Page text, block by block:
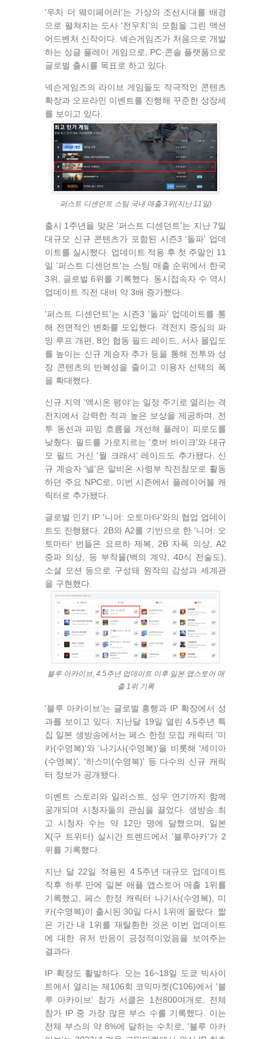
'우치 더 웨이페어러'는 가상의 조선시대를 배경
으로 펼쳐지는 도사 '전우치'의 모험을 그린 액션
어드벤처 신작이다. 넥슨게임즈가 처음으로 개발
하는 싱글 플레이 게임으로, PC·콘솔 플랫폼으로
글로벌 출시를 목표로 하고 있다.
넥슨게임즈의 라이브 게임들도 적극적인 콘텐츠
확장과 오프라인 이벤트를 진행해 꾸준한 성장세
를 보이고 있다.
퍼스트 디센던트 스팀 국내 매출 3위(지난 11일)
출시 1주년을 맞은 '퍼스트 디센던트'는 지난 7일
대규모 신규 콘텐츠가 포함된 시즌3 '돌파' 업데
이트를 실시했다. 업데이트 적용 후 첫 주말인 11
일 '퍼스트 디센던트'는 스팀 매출 순위에서 한국
3위, 글로벌 6위를 기록했다. 동시접속자 수 역시
업데이트 직전 대비 약 3배 증가했다.
'퍼스트 디센던트'는 시즌3 '돌파' 업데이트를 통
해 전면적인 변화를 도입했다. 격전지 중심의 파
밍 루프 개편, 8인 협동 필드 레이드, 서사 몰입도
를 높이는 신규 계승자 추가 등을 통해 전투와 성
장 콘텐츠의 반복성을 줄이고 이용자 선택의 폭
을 확대했다.
신규 지역 '액시온 평야'는 일정 주기로 열리는 격
전지에서 강력한 적과 높은 보상을 제공하며, 전
투 동선과 파밍 흐름을 개선해 플레이 피로도를
낮췄다. 필드를 가로지르는 '호버 바이크'와 대규
모 필드 거신 '월 크래셔' 레이드도 추가됐다. 신
규 계승자 '넬'은 알비온 사령부 작전참모로 활동
하던 주요 NPC로, 이번 시즌에서 플레이어블 캐
릭터로 추가됐다.
글로벌 인기 IP '니어: 오토마타'와의 협업 업데이
트도 진행됐다. 2B와 A2를 기반으로 한 '니어: 오
토마타' 번들은 요르하 제복, 2B 자폭 의상, A2
중파 의상, 등 부착물(백의 계약, 40식 전술도),
소셜 모션 등으로 구성돼 원작의 감성과 세계관
을 구현했다.
블루 아카이브, 4.5주년 업데이트 이후 일본 앱스토어 매
출 1위 기록
'블루 아카이브'는 글로벌 흥행과 IP 확장에서 성
과를 보이고 있다. 지난달 19일 열린 4.5주년 특
집 일본 생방송에서는 페스 한정 모집 캐릭터 '미
카(수영복)'와 '나기사(수영복)'을 비롯해 '세이아
(수영복)', '하스미(수영복)' 등 다수의 신규 캐릭
터 정보가 공개됐다.
이벤트 스토리와 일러스트, 성우 연기까지 함께
공개되며 시청자들의 관심을 끌었다. 생방송 최
고 시청자 수는 약 12만 명에 달했으며, 일본
X(구 트위터) 실시간 트렌드에서 '블루아카'가 2
위를 기록했다.
지난 달 22일 적용된 4.5주년 대규모 업데이트
직후 하루 만에 일본 애플 앱스토어 매출 1위를
기록했고, 페스 한정 캐릭터 나기사(수영복), 미
카(수영복)이 출시된 30일 다시 1위에 올랐다. 짧
은 기간 내 1위를 재탈환한 것은 이번 업데이트
에 대한 유저 반응이 긍정적이었음을 보여주는
결과다.
IP 확장도 활발하다. 오는 16~18일 도쿄 빅사이
트에서 열리는 제106회 코믹마켓(C106)에서 '블
루 아카이브' 참가 서클은 1천800여개로, 전체
참가 IP 중 가장 많은 부스 수를 기록했다. 이는
전체 부스의 약 8%에 달하는 수치로, '블루 아카